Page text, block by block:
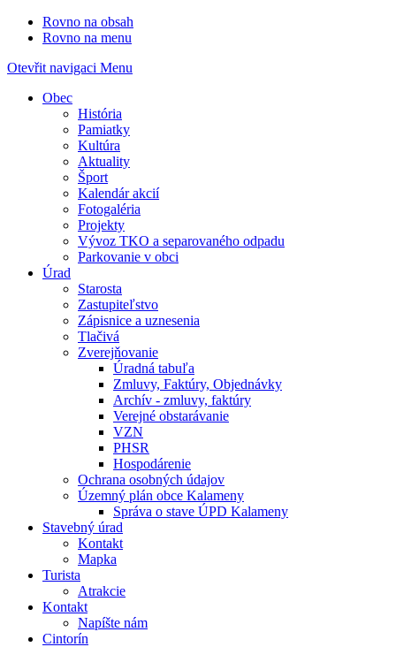
Rovno na obsah
Rovno na menu
Otevřit navigaci Menu
Obec
História
Pamiatky
Kultúra
Aktuality
Šport
Kalendár akcií
Fotogaléria
Projekty
Vývoz TKO a separovaného odpadu
Parkovanie v obci
Úrad
Starosta
Zastupiteľstvo
Zápisnice a uznesenia
Tlačivá
Zverejňovanie
Úradná tabuľa
Zmluvy, Faktúry, Objednávky
Archív - zmluvy, faktúry
Verejné obstarávanie
VZN
PHSR
Hospodárenie
Ochrana osobných údajov
Územný plán obce Kalameny
Správa o stave ÚPD Kalameny
Stavebný úrad
Kontakt
Mapka
Turista
Atrakcie
Kontakt
Napíšte nám
Cintorín